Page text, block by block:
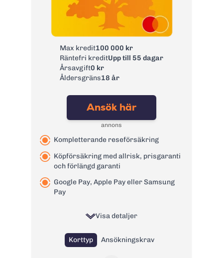
16,74%
14,75% - 19,27%
Kontantuttagsavgif
t inom EU/EES inkl.
Sverige:
2 % lägst 40 SEK
Kontantuttagsavgif
t utanför EU/EES:
0 kr
Kontantuttagsavgif
0 kr
29 kr
Valutapåslag:
Påminnelseavgift:
60 kr
gift:
125 kr
Max kredit100 000 kr
Räntefri kreditUpp till 55 dagar
Årsavgift0 kr
Åldersgräns18 år
Ansök här
annons
Kompletterande reseförsäkring
Köpförsäkring med allrisk, prisgaranti
och förlängd garanti
Google Pay, Apple Pay eller Samsung
Pay
Visa detaljer
Korttyp Ansökningskrav